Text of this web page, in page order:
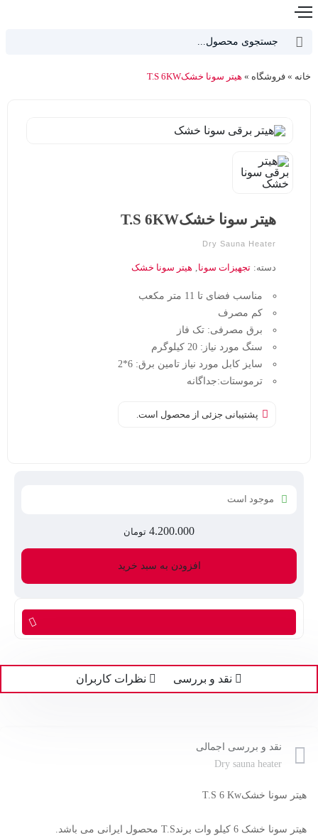
برای:
خانه » فروشگاه » هیتر سونا خشکT.S 6KW
هیتر سونا خشکT.S 6KW
Dry Sauna Heater
دسته: تجهیزات سونا, هیتر سونا خشک
مناسب فضای تا 11 متر مکعب
کم مصرف
برق مصرفی: تک فاز
سنگ مورد نیاز: 20 کیلوگرم
سایز کابل مورد نیاز تامین برق: 6*2
ترموستات:جداگانه
پشتیبانی جزئی از محصول است.
موجود است
4.200.000 تومان
هیتر
6KW
افزودن به سبد خرید
نقد و بررسی نظرات کاربران
نقد و بررسی اجمالی
Dry sauna heater
هیتر سونا خشکT.S 6 Kw
هیتر سونا خشک 6 کیلو وات برندT.S محصول ایرانی می باشد.